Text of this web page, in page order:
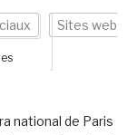
Sites web
national de Paris